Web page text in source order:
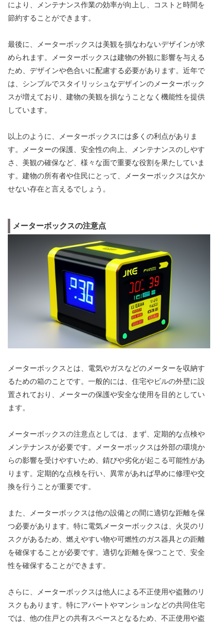
により、メンテナンス作業の効率が向上し、コストと時間を
節約することができます。
最後に、メーターボックスは美観を損なわないデザインが求
められます。メーターボックスは建物の外観に影響を与える
ため、デザインや色合いに配慮する必要があります。近年で
は、シンプルでスタイリッシュなデザインのメーターボック
スが増えており、建物の美観を損なうことなく機能性を提供
しています。
以上のように、メーターボックスには多くの利点がありま
す。メーターの保護、安全性の向上、メンテナンスのしやす
さ、美観の確保など、様々な面で重要な役割を果たしていま
す。建物の所有者や住民にとって、メーターボックスは欠か
せない存在と言えるでしょう。
メーターボックスの注意点
メーターボックスとは、電気やガスなどのメーターを収納す
るための箱のことです。一般的には、住宅やビルの外壁に設
置されており、メーターの保護や安全な使用を目的としてい
ます。
メーターボックスの注意点としては、まず、定期的な点検や
メンテナンスが必要です。メーターボックスは外部の環境か
らの影響を受けやすいため、錆びや劣化が起こる可能性があ
ります。定期的な点検を行い、異常があれば早めに修理や交
換を行うことが重要です。
また、メーターボックスは他の設備との間に適切な距離を保
つ必要があります。特に電気メーターボックスは、火災のリ
スクがあるため、燃えやすい物や可燃性のガス器具との距離
を確保することが必要です。適切な距離を保つことで、安全
性を確保することができます。
さらに、メーターボックスは他人による不正使用や盗難のリ
スクもあります。特にアパートやマンションなどの共同住宅
では、他の住戸との共有スペースとなるため、不正使用や盗